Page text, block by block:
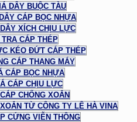
DÂY BUỘC TÀU
CÁP BỌC NHỰA
XÍCH CHỊU LỰC
CÁP THÉP
KÉO ĐỨT CÁP THÉP
CÁP THANG MÁY
CÁP BỌC NHỰA
CÁP CHỊU LỰC
CHỐNG XOẮN
TỪ CÔNG TY LÊ HÀ VINA
CỨNG VIỄN THÔNG